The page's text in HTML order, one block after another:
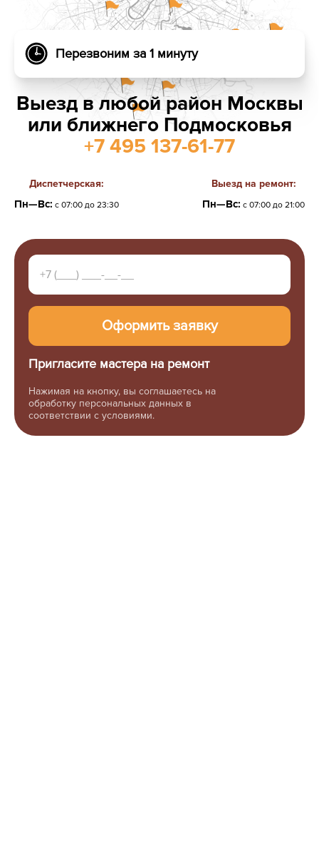
Выезд в любой район Москвы
или ближнего Подмосковья
+7 495 137-61-77
Диспетчерская:
Пн—Вс: с 07:00 до 23:30
Выезд на ремонт:
Пн—Вс: с 07:00 до 21:00
Пригласите мастера на ремонт
Нажимая на кнопку, вы соглашаетесь на
обработку персональных данных в
соответствии с условиями.
Перезвоним за 1 минуту